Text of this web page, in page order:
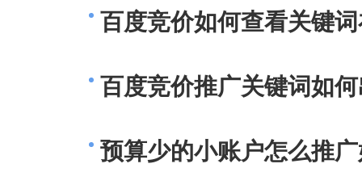
百度竞价如何查看关键
百度竞价推广关键词如
预算少的小账户怎么推